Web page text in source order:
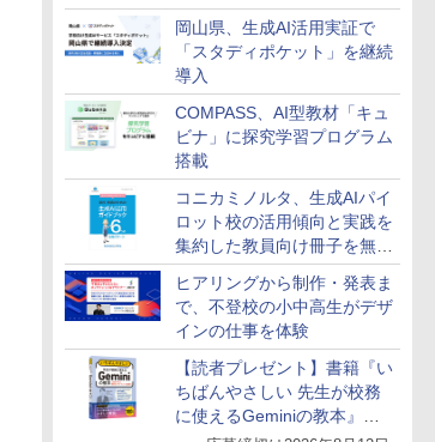
岡山県、生成AI活用実証で
「スタディポケット」を継続
導入
COMPASS、AI型教材「キュ
ビナ」に探究学習プログラム
搭載
コニカミノルタ、生成AIパイ
ロット校の活用傾向と実践を
集約した教員向け冊子を無料
公開
ヒアリングから制作・発表ま
で、不登校の小中高生がデザ
インの仕事を体験
【読者プレゼント】書籍『い
ちばんやさしい 先生が校務
に使えるGeminiの教本』を